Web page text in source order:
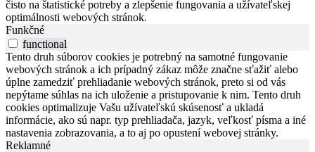
čisto na štatistické potreby a zlepšenie fungovania a užívateľskej
optimálnosti webových stránok.
Funkčné
functional
Tento druh súborov cookies je potrebný na samotné fungovanie
webových stránok a ich prípadný zákaz môže značne sťažiť alebo
úplne zamedziť prehliadanie webových stránok, preto si od vás
nepýtame súhlas na ich uloženie a pristupovanie k nim. Tento druh
cookies optimalizuje Vašu užívateľskú skúsenosť a ukladá
informácie, ako sú napr. typ prehliadača, jazyk, veľkosť písma a iné
nastavenia zobrazovania, a to aj po opustení webovej stránky.
Reklamné